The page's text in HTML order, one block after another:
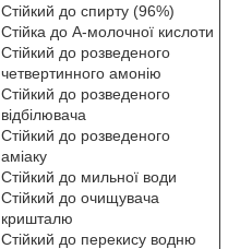
Стійкий до спирту (96%)
Стійка до A-молочної кислоти
Стійкий до розведеного
четвертинного амонію
Стійкий до розведеного
відбілювача
Стійкий до розведеного
аміаку
Стійкий до мильної води
Стійкий до очищувача
кришталю
Стійкий до перекису водню